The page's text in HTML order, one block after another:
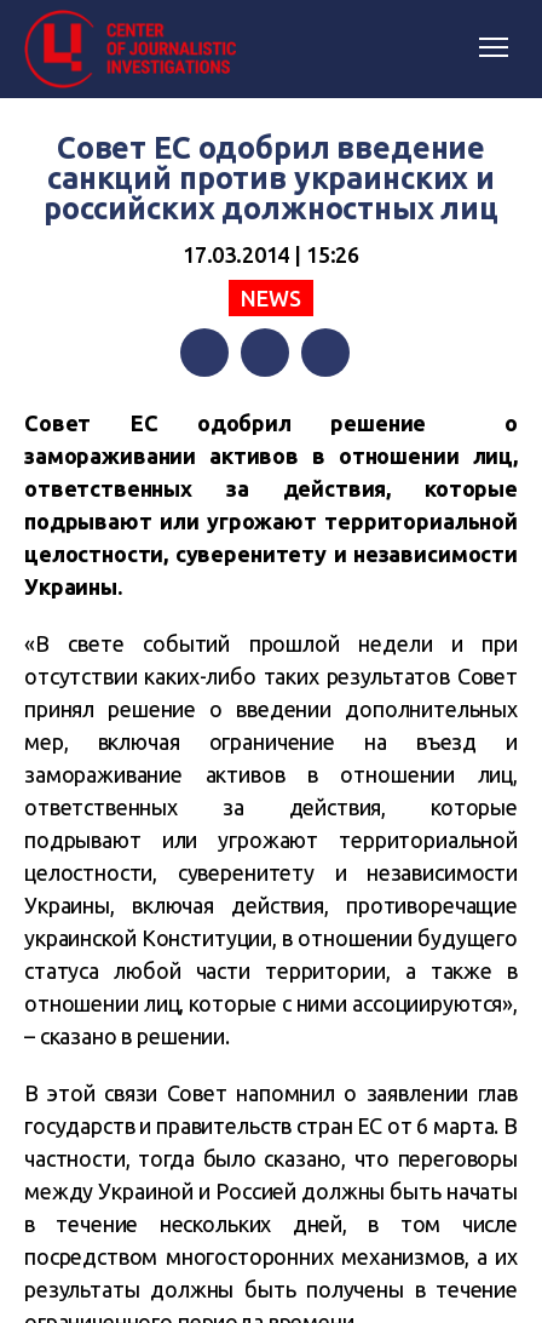
Совет ЕС одобрил введение
санкций против украинских и
российских должностных лиц
17.03.2014 | 15:26
NEWS
Совет ЕС одобрил решение о
замораживании активов в отношении лиц,
ответственных за действия, которые
подрывают или угрожают территориальной
целостности, суверенитету и независимости
Украины.
«В свете событий прошлой недели и при
отсутствии каких-либо таких результатов Совет
принял решение о введении дополнительных
мер, включая ограничение на въезд и
замораживание активов в отношении лиц,
ответственных за действия, которые
подрывают или угрожают территориальной
целостности, суверенитету и независимости
Украины, включая действия, противоречащие
украинской Конституции, в отношении будущего
статуса любой части территории, а также в
отношении лиц, которые с ними ассоциируются»,
– сказано в решении.
В этой связи Совет напомнил о заявлении глав
государств и правительств стран ЕС от 6 марта. В
частности, тогда было сказано, что переговоры
между Украиной и Россией должны быть начаты
в течение нескольких дней, в том числе
посредством многосторонних механизмов, а их
результаты должны быть получены в течение